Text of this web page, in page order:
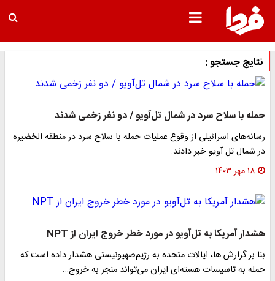
نتایج جستجو :
حمله با سلاح سرد در شمال تل‌آویو / دو نفر زخمی شدند
رسانه‌های اسرائیلی از وقوع عملیات حمله با سلاح سرد در منطقه الخضیره
در شمال تل آویو خبر دادند.
۱۸ مهر ۱۴۰۳
هشدار آمریکا به تل‌آویو در مورد خطر خروج ایران از NPT
بنا بر گزارش ها، ایالات متحده به رژیم‌صهیونیستی هشدار داده است که
حمله به تاسیسات هسته‌ای ایران می‌تواند منجر به خروج…